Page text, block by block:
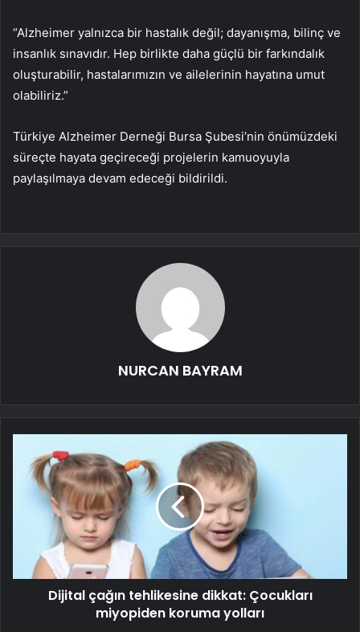
“Alzheimer yalnızca bir hastalık değil; dayanışma, bilinç ve
insanlık sınavıdır. Hep birlikte daha güçlü bir farkındalık
oluşturabilir, hastalarımızın ve ailelerinin hayatına umut
olabiliriz.”
Türkiye Alzheimer Derneği Bursa Şubesi’nin önümüzdeki
süreçte hayata geçireceği projelerin kamuoyuyla
paylaşılmaya devam edeceği bildirildi.
NURCAN BAYRAM
Dijital çağın tehlikesine dikkat: Çocukları
miyopiden koruma yolları